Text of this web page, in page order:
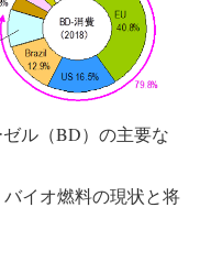
ル（BD）の主要な
イオ燃料の現状と将